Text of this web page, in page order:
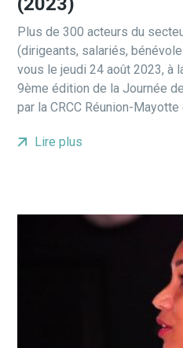
Plus de 300 acteurs du
(dirigeants, salariés,
vous le jeudi 24 août 2023, à
9ème édition de la Journée
par la CRCC Réunion-
Lire plus